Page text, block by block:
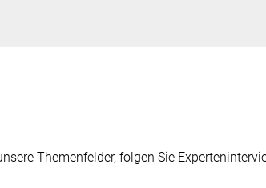
Themenfelder, folgen Sie